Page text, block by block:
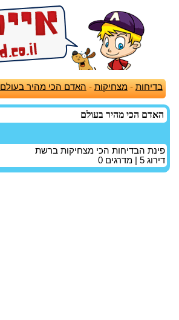
בדיחות -מצחיקות - האדם הכי מהיר בעולם
האדם הכי מהיר בעולם
פינת הבדיחות הכי מצחיקות ברשת
דירוג 5 | מדרגים 0